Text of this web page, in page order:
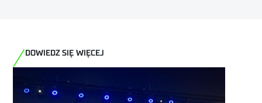
DOWIEDZ SIĘ WIĘCEJ